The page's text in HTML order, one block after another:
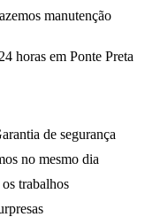
manutenção
horas em Ponte Preta
de segurança
no mesmo dia
trabalhos